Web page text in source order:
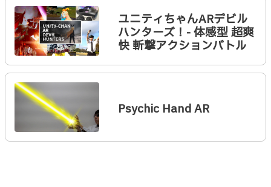
ユニティちゃんARデビル
ハンターズ！- 体感型 超爽
快 斬撃アクションバトル
Psychic Hand AR